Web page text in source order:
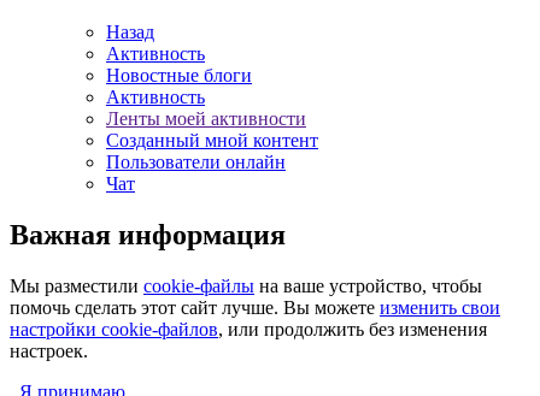
Назад
Активность
Новостные блоги
Активность
Ленты моей активности
Созданный мной контент
Пользователи онлайн
Чат
Важная информация
Мы разместили cookie-файлы на ваше устройство, чтобы
помочь сделать этот сайт лучше. Вы можете изменить свои
настройки cookie-файлов, или продолжить без изменения
настроек.
Я принимаю